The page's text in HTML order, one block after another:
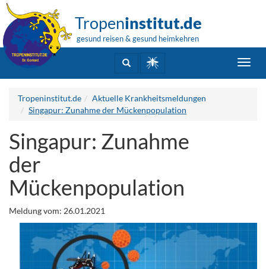
Tropeninstitut.de
gesund reisen & gesund heimkehren
Tropeninstitut.de
Aktuelle Krankheitsmeldungen
Singapur: Zunahme der Mückenpopulation
Singapur: Zunahme
der
Mückenpopulation
Meldung vom: 26.01.2021